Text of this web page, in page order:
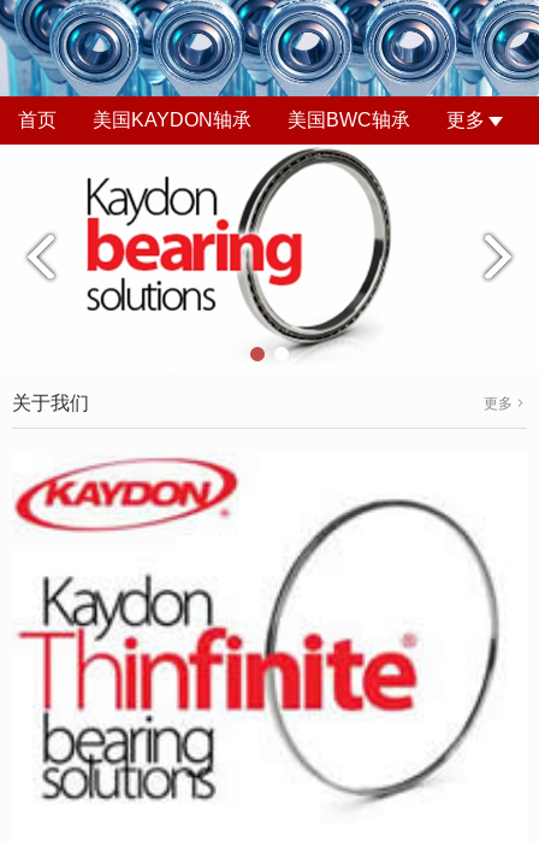
首页 美国KAYDON轴承 美国BWC轴承 更多
关于我们 更多